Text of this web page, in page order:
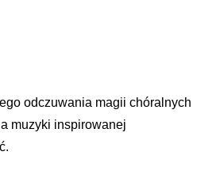
odczuwania magii chóralnych
muzyki inspirowanej